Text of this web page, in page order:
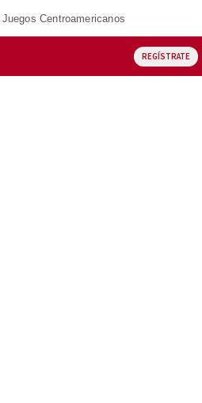
Juegos Centroamericanos
REGÍSTRATE